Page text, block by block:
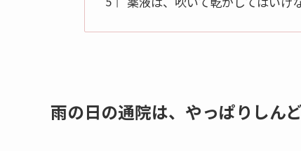
雨の日の通院は、やっぱりしん